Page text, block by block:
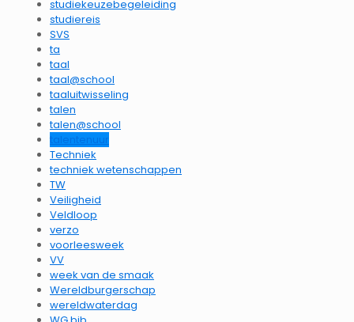
studiekeuzebegeleiding
studiereis
SVS
ta
taal
taal@school
taaluitwisseling
talen
talen@school
talentenuur
Techniek
techniek wetenschappen
TW
Veiligheid
Veldloop
verzo
voorleesweek
VV
week van de smaak
Wereldburgerschap
wereldwaterdag